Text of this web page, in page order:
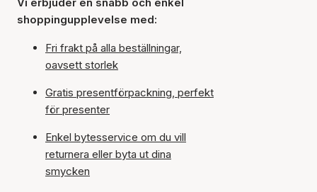
shoppingupplevelse med:
Fri frakt på alla beställningar,
oavsett storlek
Gratis presentförpackning, perfekt
för presenter
Enkel bytesservice om du vill
returnera eller byta ut dina
smycken